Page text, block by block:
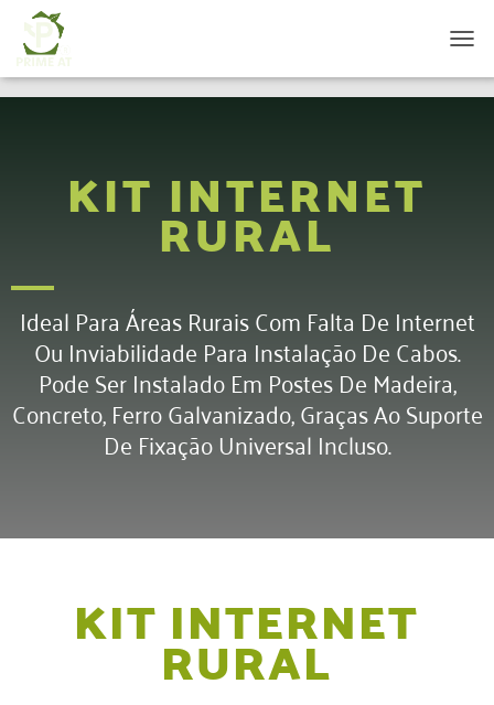
O
G
I
KIT INTERNET
RURAL
Ideal Para Áreas Rurais Com Falta De Internet
Ou Inviabilidade Para Instalação De Cabos.
Pode Ser Instalado Em Postes De Madeira,
Concreto, Ferro Galvanizado, Graças Ao Suporte
De Fixação Universal Incluso.​
KIT INTERNET
RURAL